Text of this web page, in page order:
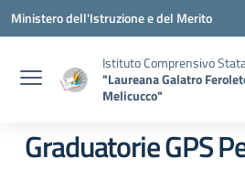
Vai ai contenuti
Vai al menu di navigazione
Vai al footer
Ministero dell'Istruzione e del Merito
Istituto Comprensivo
"Laureana Galatro
Melicucco"
Graduatorie GPS